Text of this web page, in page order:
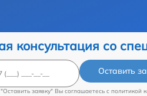
консультация со
Оставить
заявку" Вы соглашаетесь c политикой